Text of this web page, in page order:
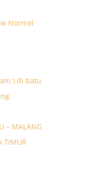
Normal
) di batu
– MALANG
TIMUR